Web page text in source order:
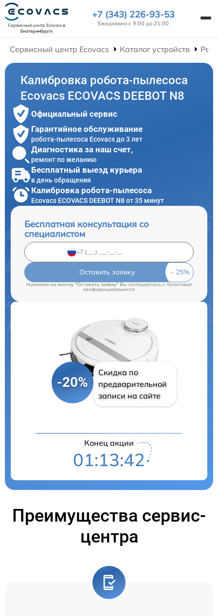
Сервисный центр Ecovacsв
Екатеринбурге
+7 (343) 226-93-53
Ежедневно с 9:00 до 21:00
Сервисный центр Ecovacs Каталог устройств
Калибровка робота-пылесоса
Ecovacs ECOVACS DEEBOT N8
Официальный сервис
Гарантийное обслуживание
робота-пылесоса Ecovacs до 3 лет
Диагностика за наш счет,
ремонт по желанию
Бесплатный выезд курьера
в день обращения
Калибровка робота-пылесоса
Ecovacs ECOVACS DEEBOT N8 от 35 минут
Бесплатная консультация со
специалистом
Оставить заявку
Нажимая на кнопку "Оставить заявку" Вы соглашаетесь cполитикой
конфиденциальности
-20%
Скидка по
предварительной
записи на сайте
Конец акции
01:13:41
Преимущества сервис-
центра